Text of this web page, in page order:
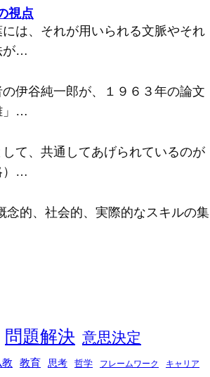
視点
は、それが用いられる文脈やそれ
が…
伊谷純一郎が、１９６３年の論文
」…
て、共通してあげられているのが
）…
念的、社会的、実際的なスキルの集
問題解決 意思決定
教育 思考 哲学 フレームワーク キャリア